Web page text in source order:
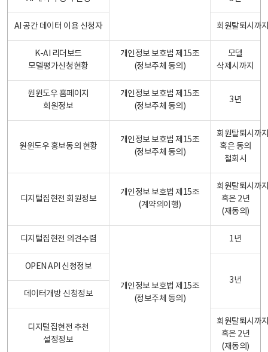
AI 공간 데이터 이용 신청자 회원탈퇴시까
K-AI 리더보드
모델평가신청현황
개인정보 보호법 제15조
(정보주체 동의)
모델
삭제시까지
원윈도우 홈페이지
회원정보
개인정보 보호법 제15조
(정보주체 동의)
3년
원윈도우 홍보동의 현황
개인정보 보호법 제15조
(정보주체 동의)
회원탈퇴시까
혹은 동의
철회시
디지털집현전 회원정보
개인정보 보호법 제15조
(계약의이행)
회원탈퇴시까
혹은 2년
(재동의)
디지털집현전 의견수렴
개인정보 보호법 제15조
(정보주체 동의)
1년
OPEN API 신청정보
3년
데이터개방 신청정보
디지털집현전 추천
설정정보
회원탈퇴시까
혹은 2년
(재동의)